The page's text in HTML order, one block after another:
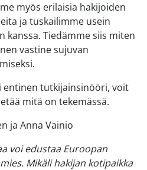
myös erilaisia hakijoiden
ja tuskailimme usein
kanssa. Tiedämme siis miten
vastine sujuvan
entinen tutkijainsinööri, voit
mitä on tekemässä.
ja Anna Vainio
voi edustaa Euroopan
Mikäli hakijan kotipaikka